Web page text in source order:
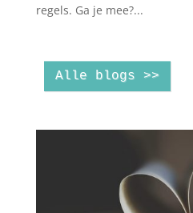
regels. Ga je mee?...
Alle blogs >>